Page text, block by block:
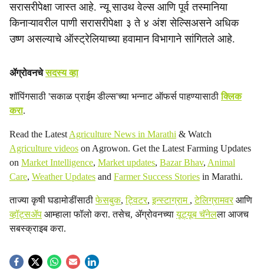
सरासरीपेक्षा जास्त आहे. न्यू साउथ वेल्स आणि पूर्व तस्मानिया
किनाऱ्यावरील पाणी सरासरीपेक्षा ३ ते ४ अंश सेल्सिअसने अधिक
उष्ण असल्याचे ऑस्ट्रेलियाच्या हवामान विभागाने सांगितले आहे.
ॲग्रोवनचेसदस्य व्हा
शॉपिंगसाठी 'सकाळ प्राईम डील्स'च्या भन्नाट ऑफर्स पाहण्यासाठीक्लिक
करा.
Read the Latest Agriculture News in Marathi & Watch
Agriculture videos on Agrowon. Get the Latest Farming Updates
on Market Intelligence, Market updates, Bazar Bhav, Animal
Care, Weather Updates and Farmer Success Stories in Marathi.
ताज्या कृषी घडामोडींसाठीफेसबुक,ट्विटर,इन्स्टाग्राम ,टेलिग्रामवरआणि
व्हॉट्सॲप आम्हाला फॉलो करा. तसेच, ॲग्रोवनच्यायूट्यूब चॅनेलला आजच
सबस्क्राइब करा.